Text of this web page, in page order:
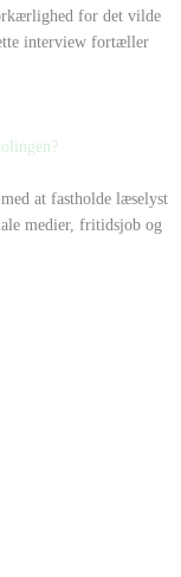
for det vilde
interview fortæller
at fastholde læselyst
medier, fritidsjob og